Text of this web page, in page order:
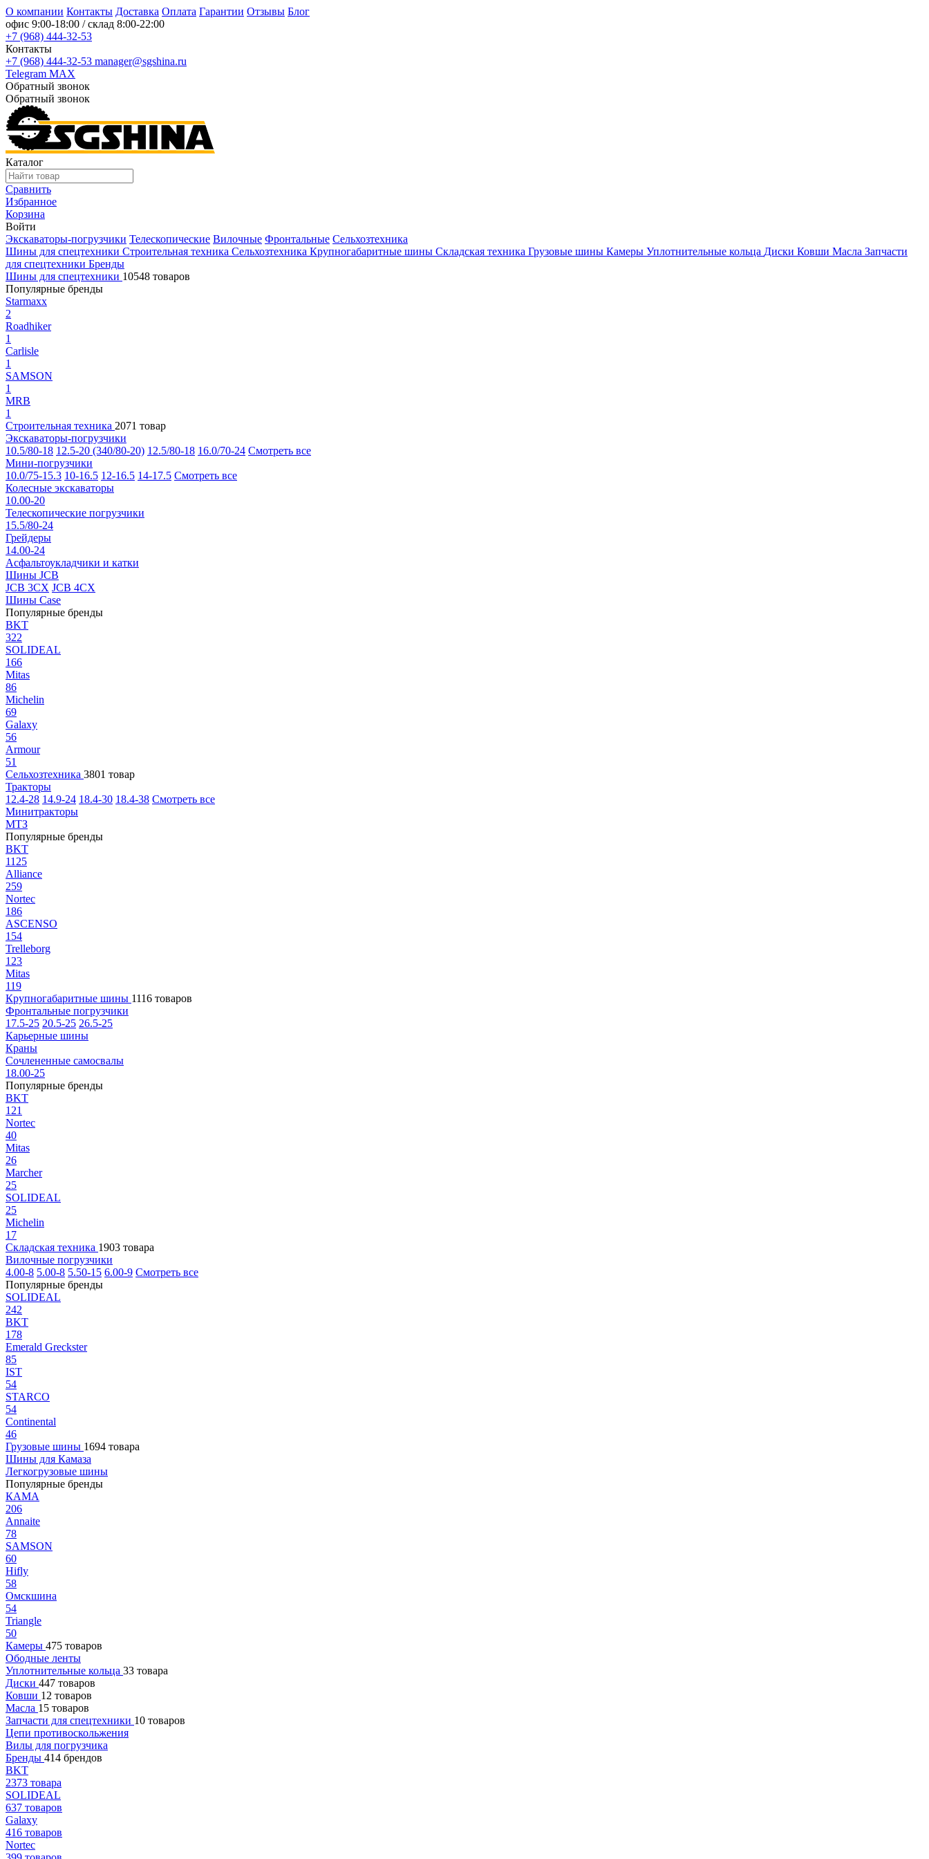
О компании Контакты Доставка Оплата Гарантии Отзывы Блог
офис 9:00-18:00 / склад 8:00-22:00
+7 (968) 444-32-53
Контакты
+7 (968) 444-32-53 manager@sgshina.ru
Telegram MAX
Обратный звонок
Обратный звонок
Каталог
Сравнить
Избранное
Корзина
Войти
Экскаваторы-погрузчики Телескопические Вилочные Фронтальные Сельхозтехника
Шины для спецтехники Строительная техника Сельхозтехника Крупногабаритные шины Складская техника Грузовые шины Камеры Уплотнительные кольца Диски Ковши Масла Запчасти
для спецтехники Бренды
Шины для спецтехники 10548 товаров
Популярные бренды
Starmaxx
2
Roadhiker
1
Carlisle
1
SAMSON
1
MRB
1
Строительная техника 2071 товар
Экскаваторы-погрузчики
10.5/80-18 12.5-20 (340/80-20) 12.5/80-18 16.0/70-24 Смотреть все
Мини-погрузчики
10.0/75-15.3 10-16.5 12-16.5 14-17.5 Смотреть все
Колесные экскаваторы
10.00-20
Телескопические погрузчики
15.5/80-24
Грейдеры
14.00-24
Асфальтоукладчики и катки
Шины JCB
JCB 3CX JCB 4CX
Шины Case
Популярные бренды
BKT
322
SOLIDEAL
166
Mitas
86
Michelin
69
Galaxy
56
Armour
51
Сельхозтехника 3801 товар
Тракторы
12.4-28 14.9-24 18.4-30 18.4-38 Смотреть все
Минитракторы
МТЗ
Популярные бренды
BKT
1125
Alliance
259
Nortec
186
ASCENSO
154
Trelleborg
123
Mitas
119
Крупногабаритные шины 1116 товаров
Фронтальные погрузчики
17.5-25 20.5-25 26.5-25
Карьерные шины
Краны
Сочлененные самосвалы
18.00-25
Популярные бренды
BKT
121
Nortec
40
Mitas
26
Marcher
25
SOLIDEAL
25
Michelin
17
Складская техника 1903 товара
Вилочные погрузчики
4.00-8 5.00-8 5.50-15 6.00-9 Смотреть все
Популярные бренды
SOLIDEAL
242
BKT
178
Emerald Greckster
85
IST
54
STARCO
54
Continental
46
Грузовые шины 1694 товара
Шины для Камаза
Легкогрузовые шины
Популярные бренды
КАМА
206
Annaite
78
SAMSON
60
Hifly
58
Омскшина
54
Triangle
50
Камеры 475 товаров
Ободные ленты
Уплотнительные кольца 33 товара
Диски 447 товаров
Ковши 12 товаров
Масла 15 товаров
Запчасти для спецтехники 10 товаров
Цепи противоскольжения
Вилы для погрузчика
Бренды 414 брендов
BKT
2373 товара
SOLIDEAL
637 товаров
Galaxy
416 товаров
Nortec